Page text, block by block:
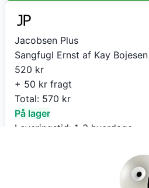
Jacobsen Plus
Sangfugl Ernst af Kay
520 kr
+ 50 kr fragt
Total: 570 kr
På lager
Leveringstid: 1-3 hverdage
Køb